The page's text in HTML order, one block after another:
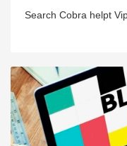
Search Cobra helpt
te
deze
kan de
niet